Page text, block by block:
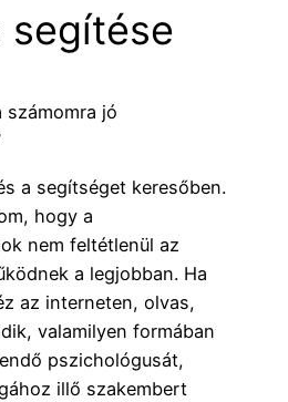
segítése
számomra jó
a segítséget keresőben.
hogy a
nem feltétlenül az
a legjobban. Ha
az interneten, olvas,
valamilyen formában
pszichológusát,
illő szakembert